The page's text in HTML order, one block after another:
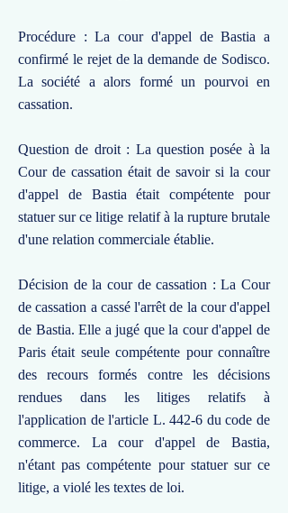
Procédure : La cour d'appel de Bastia a
confirmé le rejet de la demande de Sodisco.
La société a alors formé un pourvoi en
cassation.
Question de droit : La question posée à la
Cour de cassation était de savoir si la cour
d'appel de Bastia était compétente pour
statuer sur ce litige relatif à la rupture brutale
d'une relation commerciale établie.
Décision de la cour de cassation : La Cour
de cassation a cassé l'arrêt de la cour d'appel
de Bastia. Elle a jugé que la cour d'appel de
Paris était seule compétente pour connaître
des recours formés contre les décisions
rendues dans les litiges relatifs à
l'application de l'article L. 442-6 du code de
commerce. La cour d'appel de Bastia,
n'étant pas compétente pour statuer sur ce
litige, a violé les textes de loi.